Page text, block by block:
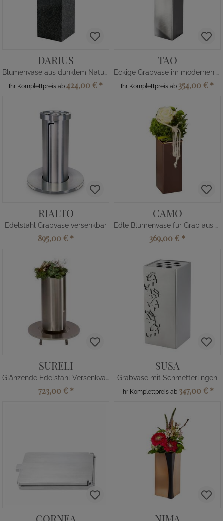
DARIUS
Blumenvase aus dunklem Naturstein
Ihr Komplettpreis ab 424,00 € *
TAO
Eckige Grabvase im modernen Design
Ihr Komplettpreis ab 354,00 € *
RIALTO
Edelstahl Grabvase versenkbar
895,00 € *
CAMO
Edle Blumenvase für Grab aus Metall
369,00 € *
SURELI
Glänzende Edelstahl Versenkvase
723,00 € *
SUSA
Grabvase mit Schmetterlingen
Ihr Komplettpreis ab 347,00 € *
CORNEA NIMA